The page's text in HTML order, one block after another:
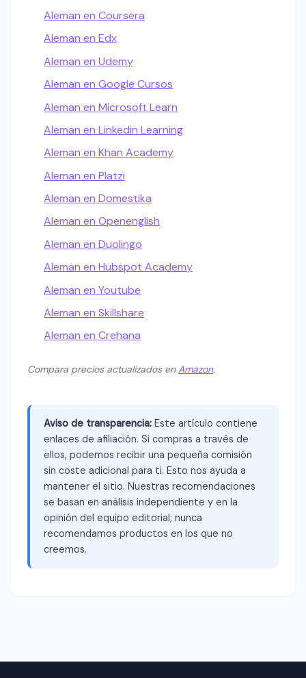
Aleman en Coursera
Aleman en Edx
Aleman en Udemy
Aleman en Google Cursos
Aleman en Microsoft Learn
Aleman en Linkedin Learning
Aleman en Khan Academy
Aleman en Platzi
Aleman en Domestika
Aleman en Openenglish
Aleman en Duolingo
Aleman en Hubspot Academy
Aleman en Youtube
Aleman en Skillshare
Aleman en Crehana
Compara precios actualizados enAmazon.
Aviso de transparencia: Este artículo contiene
enlaces de afiliación. Si compras a través de
ellos, podemos recibir una pequeña comisión
sin coste adicional para ti. Esto nos ayuda a
mantener el sitio. Nuestras recomendaciones
se basan en análisis independiente y en la
opinión del equipo editorial; nunca
recomendamos productos en los que no
creemos.